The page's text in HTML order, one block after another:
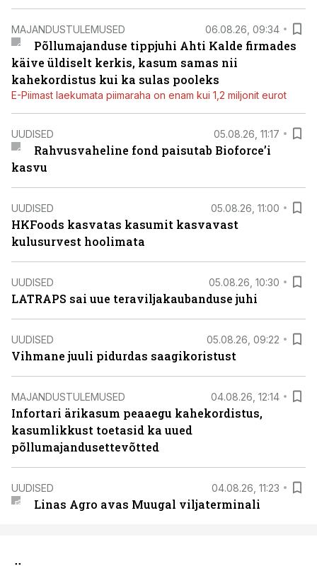
MAJANDUSTULEMUSED 06.08.26, 09:34
Põllumajanduse tippjuhi Ahti Kalde firmades
käive üldiselt kerkis, kasum samas nii
kahekordistus kui ka sulas pooleks
E-Piimast laekumata piimaraha on enam kui 1,2 miljonit eurot
UUDISED 05.08.26, 11:17
Rahvusvaheline fond paisutab Bioforce’i
kasvu
UUDISED 05.08.26, 11:00
HKFoods kasvatas kasumit kasvavast
kulusurvest hoolimata
UUDISED 05.08.26, 10:30
LATRAPS sai uue teraviljakaubanduse juhi
UUDISED 05.08.26, 09:22
Vihmane juuli pidurdas saagikoristust
MAJANDUSTULEMUSED 04.08.26, 12:14
Infortari ärikasum peaaegu kahekordistus,
kasumlikkust toetasid ka uued
põllumajandusettevõtted
UUDISED 04.08.26, 11:23
Linas Agro avas Muugal viljaterminali